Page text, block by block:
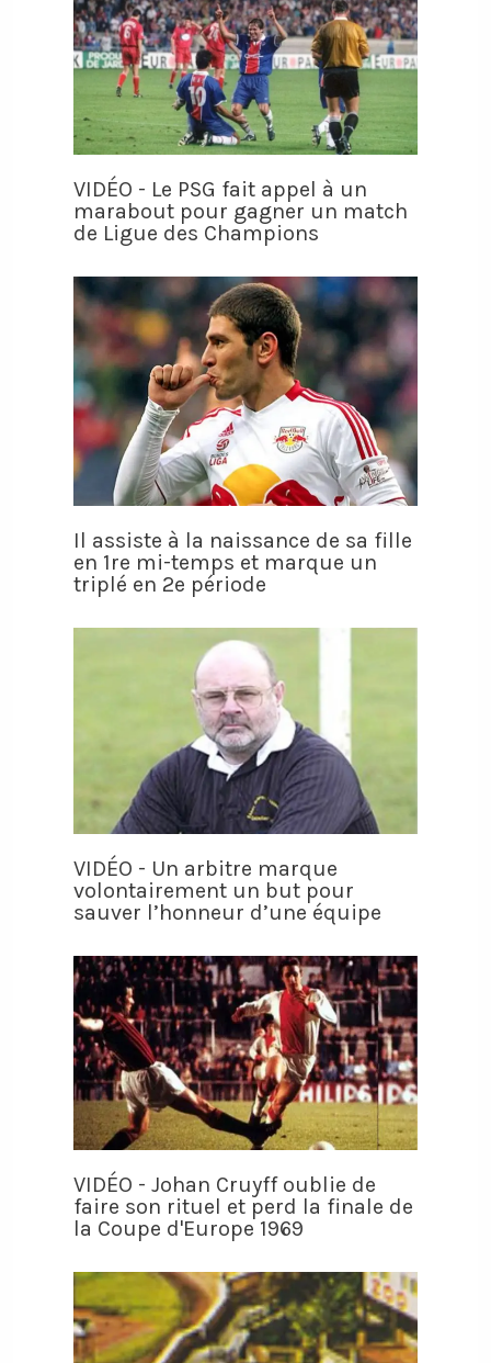
VIDÉO - Le PSG fait appel à un
marabout pour gagner un match
de Ligue des Champions
Il assiste à la naissance de sa fille
en 1re mi-temps et marque un
triplé en 2e période
VIDÉO - Un arbitre marque
volontairement un but pour
sauver l’honneur d’une équipe
VIDÉO - Johan Cruyff oublie de
faire son rituel et perd la finale de
la Coupe d'Europe 1969